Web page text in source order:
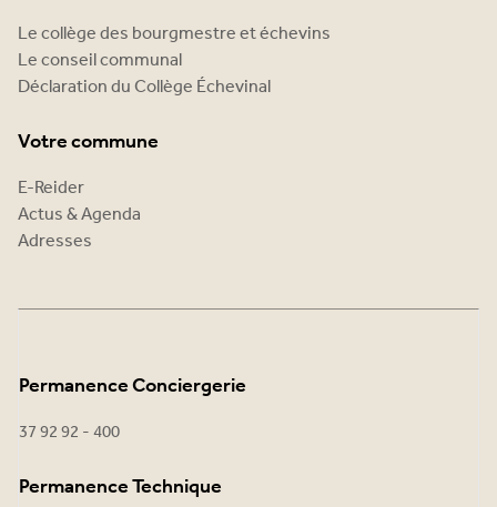
Le collège des bourgmestre et échevins
Le conseil communal
Déclaration du Collège Échevinal
Votre commune
E-Reider
Actus & Agenda
Adresses
Permanence Conciergerie
37 92 92 - 400
Permanence Technique